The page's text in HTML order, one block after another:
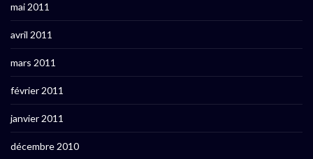
mai 2011
avril 2011
mars 2011
février 2011
janvier 2011
décembre 2010